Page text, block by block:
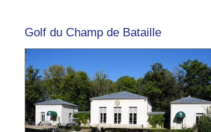
Golf du Champ de Bataille